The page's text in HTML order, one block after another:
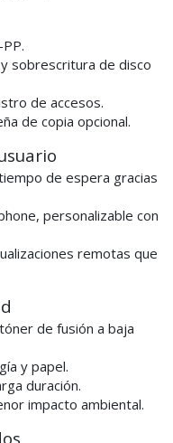
sobrescritura de disco
de accesos.
de copia opcional.
de espera gracias
personalizable con
remotas que
de fusión a baja
y papel.
duración.
impacto ambiental.